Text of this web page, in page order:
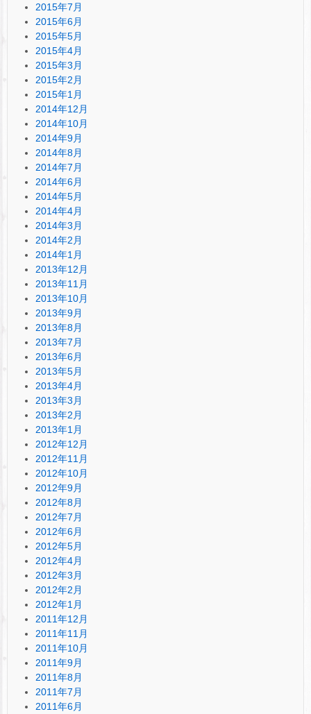
2015年7月
2015年6月
2015年5月
2015年4月
2015年3月
2015年2月
2015年1月
2014年12月
2014年10月
2014年9月
2014年8月
2014年7月
2014年6月
2014年5月
2014年4月
2014年3月
2014年2月
2014年1月
2013年12月
2013年11月
2013年10月
2013年9月
2013年8月
2013年7月
2013年6月
2013年5月
2013年4月
2013年3月
2013年2月
2013年1月
2012年12月
2012年11月
2012年10月
2012年9月
2012年8月
2012年7月
2012年6月
2012年5月
2012年4月
2012年3月
2012年2月
2012年1月
2011年12月
2011年11月
2011年10月
2011年9月
2011年8月
2011年7月
2011年6月